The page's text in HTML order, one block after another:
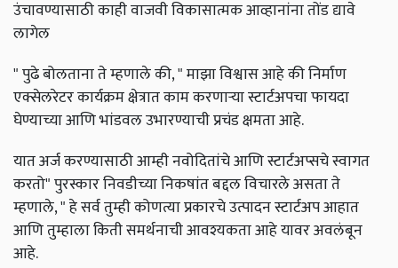
उंचावण्यासाठी काही वाजवी विकासात्मक आव्हानांना तोंड द्यावे
लागेल
" पुढे बोलताना ते म्हणाले की, " माझा विश्वास आहे की निर्माण
एक्सेलरेटर कार्यक्रम क्षेत्रात काम करणाऱ्या स्टार्टअपचा फायदा
घेण्याच्या आणि भांडवल उभारण्याची प्रचंड क्षमता आहे.
यात अर्ज करण्यासाठी आम्ही नवोदितांचे आणि स्टार्टअप्सचे स्वागत
करतो" पुरस्कार निवडीच्या निकषांत बद्दल विचारले असता ते
म्हणाले, " हे सर्व तुम्ही कोणत्या प्रकारचे उत्पादन स्टार्टअप आहात
आणि तुम्हाला किती समर्थनाची आवश्यकता आहे यावर अवलंबून
आहे.